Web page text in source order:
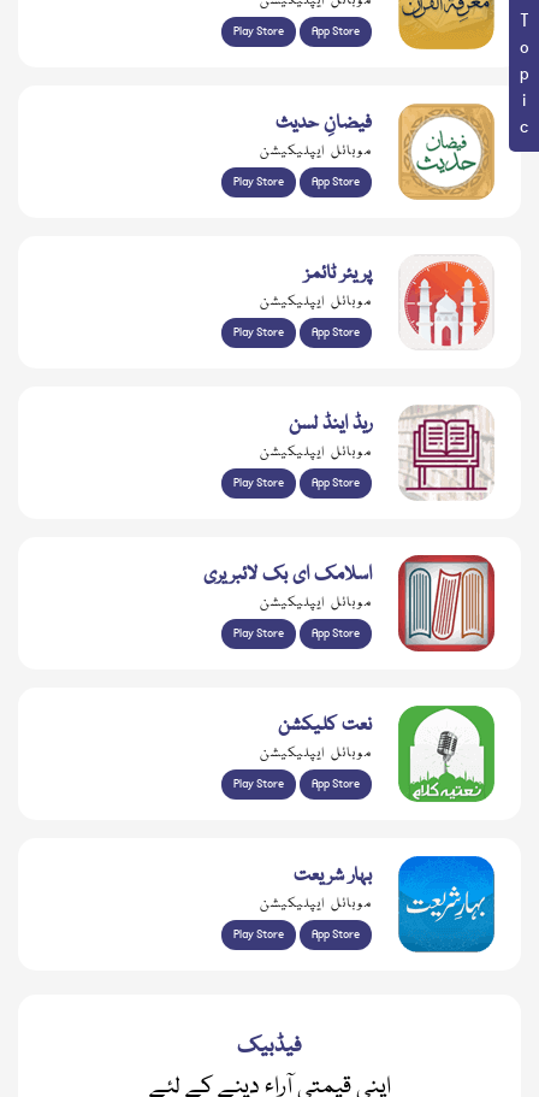
Play Store App Store
فیضانِ حدیث
موبائل ایپلیکیشن
Play Store App Store
پریئر ٹائمز
موبائل ایپلیکیشن
Play Store App Store
ریڈ اینڈ لسن
موبائل ایپلیکیشن
Play Store App Store
اسلامک ای بک لائبریری
موبائل ایپلیکیشن
Play Store App Store
نعت کلیکشن
موبائل ایپلیکیشن
Play Store App Store
بہار شریعت
موبائل ایپلیکیشن
Play Store App Store
فیڈبیک
اپنی قیمتی آراء دینے کے لئے